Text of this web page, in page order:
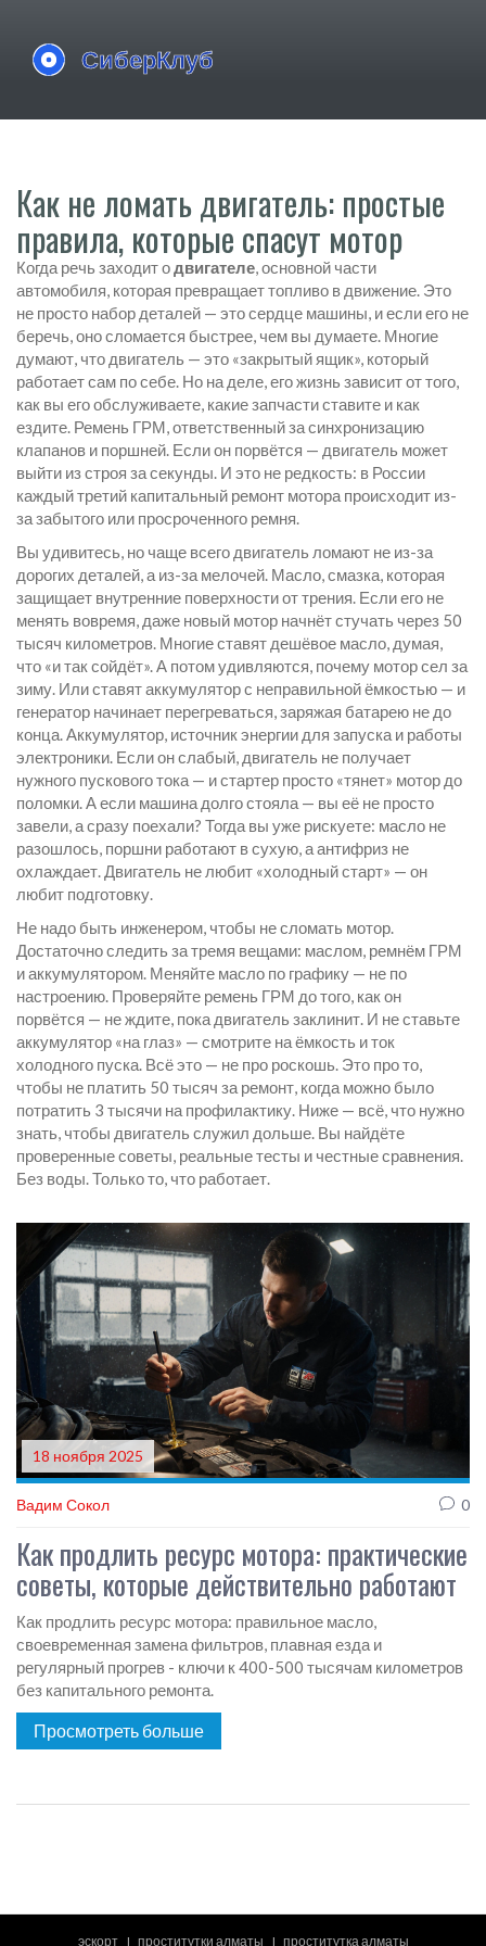
Как не ломать двигатель: простые
правила, которые спасут мотор
Когда речь заходит одвигателе,основной части
автомобиля, которая превращает топливо в движение. Это
не просто набор деталей — это сердце машины, и если его не
беречь, оно сломается быстрее, чем вы думаете. Многие
думают, что двигатель — это «закрытый ящик», который
работает сам по себе. Но на деле, его жизнь зависит от того,
как вы его обслуживаете, какие запчасти ставите и как
ездите. Ремень ГРМ,ответственный за синхронизацию
клапанов и поршней. Если он порвётся — двигатель может
выйти из строя за секунды. И это не редкость: в России
каждый третий капитальный ремонт мотора происходит из-
за забытого или просроченного ремня.
Вы удивитесь, но чаще всего двигатель ломают не из-за
дорогих деталей, а из-за мелочей. Масло,смазка, которая
защищает внутренние поверхности от трения. Если его не
менять вовремя, даже новый мотор начнёт стучать через 50
тысяч километров. Многие ставят дешёвое масло, думая,
что «и так сойдёт». А потом удивляются, почему мотор сел за
зиму. Или ставят аккумулятор с неправильной ёмкостью — и
генератор начинает перегреваться, заряжая батарею не до
конца.Аккумулятор, источник энергии для запуска и работы
электроники. Если он слабый, двигатель не получает
нужного пускового тока — и стартер просто «тянет» мотор до
поломки. А если машина долго стояла — вы её не просто
завели, а сразу поехали? Тогда вы уже рискуете: масло не
разошлось, поршни работают в сухую, а антифриз не
охлаждает. Двигатель не любит «холодный старт» — он
любит подготовку.
Не надо быть инженером, чтобы не сломать мотор.
Достаточно следить за тремя вещами: маслом, ремнём ГРМ
и аккумулятором. Меняйте масло по графику — не по
настроению. Проверяйте ремень ГРМ до того, как он
порвётся — не ждите, пока двигатель заклинит. И не ставьте
аккумулятор «на глаз» — смотрите на ёмкость и ток
холодного пуска. Всё это — не про роскошь. Это про то,
чтобы не платить 50 тысяч за ремонт, когда можно было
потратить 3 тысячи на профилактику. Ниже — всё, что нужно
знать, чтобы двигатель служил дольше. Вы найдёте
проверенные советы, реальные тесты и честные сравнения.
Без воды. Только то, что работает.
18 ноября 2025
Вадим Сокол 0
Как продлить ресурс мотора: практические
советы, которые действительно работают
Как продлить ресурс мотора: правильное масло,
своевременная замена фильтров, плавная езда и
регулярный прогрев - ключи к 400-500 тысячам километров
без капитального ремонта.
Просмотреть больше
эскорт проститутки алматы проститутка алматы